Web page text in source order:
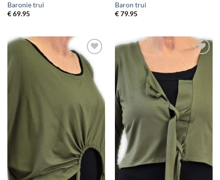
Baronie trui
€69.95
Baron trui
€79.95
Toevoegen
aan
wenslijst
Toevoegen
aan
wenslijst